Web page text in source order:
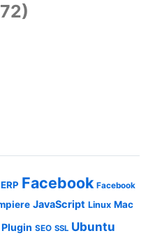
ERP Facebook Facebook
JavaScript Linux Mac
Plugin SEO SSL Ubuntu